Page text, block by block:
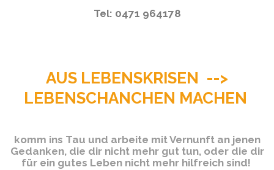
Tel: 0471 964178
AUS LEBENSKRISEN -->
LEBENSCHANCHEN MACHEN
komm ins Tau und arbeite mit Vernunft an jenen
Gedanken, die dir nicht mehr gut tun, oder die dir
für ein gutes Leben nicht mehr hilfreich sind!